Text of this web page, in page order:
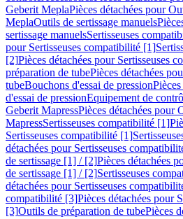
Geberit MeplaPièces détachées pour
MeplaOutils de sertissage manuels
sertissage manuelsSertisseuses
pour Sertisseuses compatibilité [1]
[2]Pièces détachées pour Sertisseuses
préparation de tubePièces détachées
tubeBouchons d'essai de pression
d'essai de pressionEquipement de
Geberit MapressPièces détachées pour
MapressSertisseuses compatibilité [1]
Sertisseuses compatibilité [1]
détachées pour Sertisseuses
de sertissage [1] / [2]Pièces détachées
de sertissage [1] / [2]Sertisseuses
détachées pour Sertisseuses
compatibilité [3]Pièces détachées pour
[3]Outils de préparation de tubePièces